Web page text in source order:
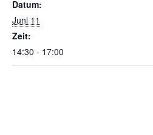
Datum:
Juni 11
Zeit:
14:30 - 17:00